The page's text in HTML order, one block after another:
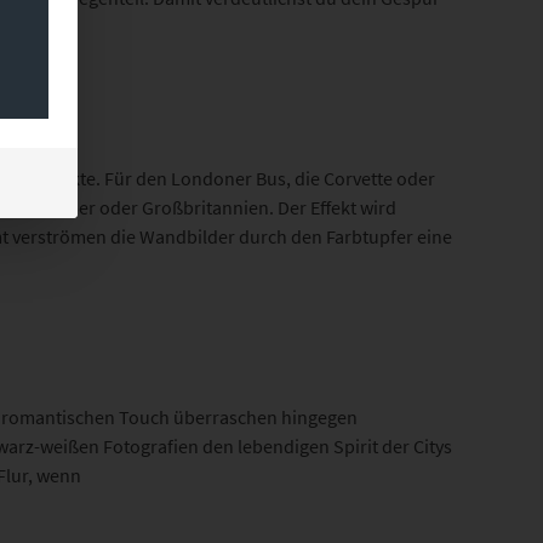
Objekte. Für den Londoner Bus, die Corvette oder
Oldtimer oder Großbritannien. Der Effekt wird
verströmen die Wandbilder durch den Farbtupfer eine
Touch überraschen hingegen
weißen Fotografien den lebendigen Spirit der Citys
wenn